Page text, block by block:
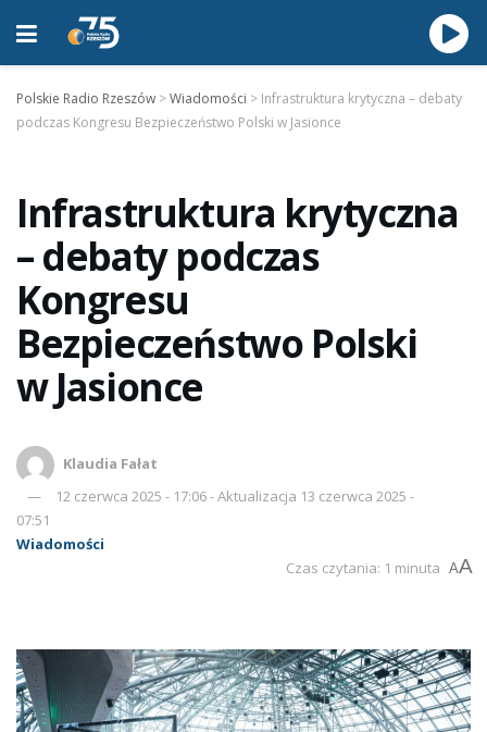
Polskie Radio Rzeszów >Wiadomości > Infrastruktura krytyczna – debaty
podczas Kongresu Bezpieczeństwo Polski w Jasionce
Infrastruktura krytyczna
– debaty podczas
Kongresu
Bezpieczeństwo Polski
w Jasionce
Klaudia Fałat
12 czerwca 2025 - 17:06 - Aktualizacja 13 czerwca 2025 -
07:51
Wiadomości
Czas czytania: 1 minuta AA